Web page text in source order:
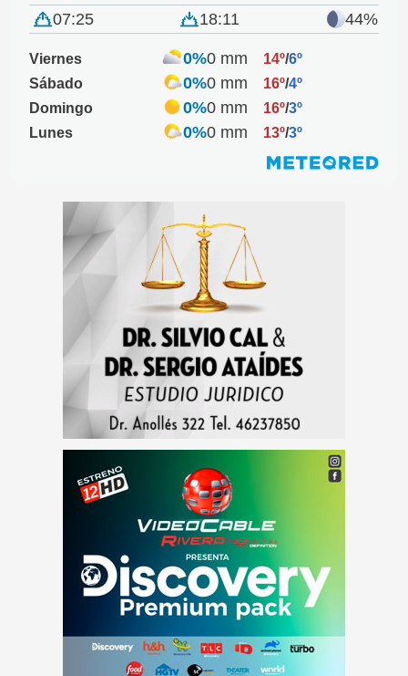
07:25 18:11 44%
Viernes 0%0 mm 14º/6º
Sábado
0%0 mm 16º/4º
Domingo
0%0 mm 16º/3º
Lunes
0%0 mm 13º/3º